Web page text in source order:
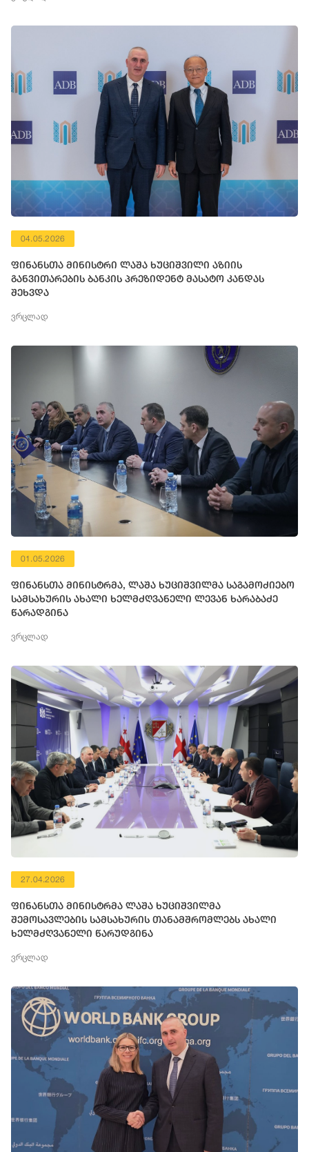
04.05.2026
ფინანსთა მინისტრი ლაშა ხუციშვილი აზიის
განვითარების ბანკის პრეზიდენტ მასატო კანდას
შეხვდა
ვრცლად
01.05.2026
ფინანსთა მინისტრმა, ლაშა ხუციშვილმა საგამოძიებო
სამსახურის ახალი ხელმძღვანელი ლევან ხარაბაძე
წარადგინა
ვრცლად
27.04.2026
ფინანსთა მინისტრმა ლაშა ხუციშვილმა
შემოსავლების სამსახურის თანამშრომლებს ახალი
ხელმძღვანელი წარუდგინა
ვრცლად